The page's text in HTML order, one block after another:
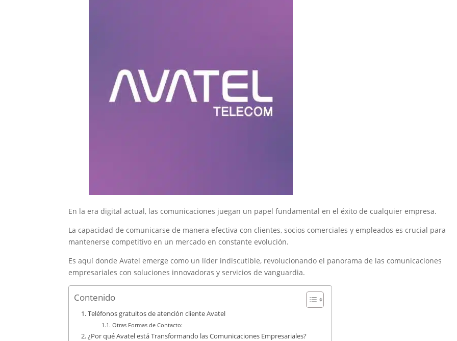
En la era digital actual, las comunicaciones juegan un papel fundamental en el éxito de cualquier empresa.
La capacidad de comunicarse de manera efectiva con clientes, socios comerciales y empleados es crucial para
mantenerse competitivo en un mercado en constante evolución.
Es aquí donde Avatel emerge como un líder indiscutible, revolucionando el panorama de las comunicaciones
empresariales con soluciones innovadoras y servicios de vanguardia.
Contenido
Teléfonos gratuitos de atención cliente Avatel
Otras Formas de Contacto:
¿Por qué Avatel está Transformando las Comunicaciones Empresariales?